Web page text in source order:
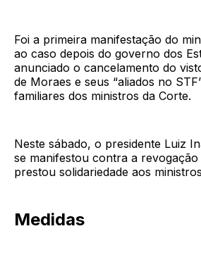
Foi a primeira manifestação do
ao caso depois do governo dos
anunciado o cancelamento do
de Moraes e seus “aliados no
familiares dos ministros da Corte.
Neste sábado, o presidente Luiz
se manifestou contra a revogação
prestou solidariedade aos
Medidas